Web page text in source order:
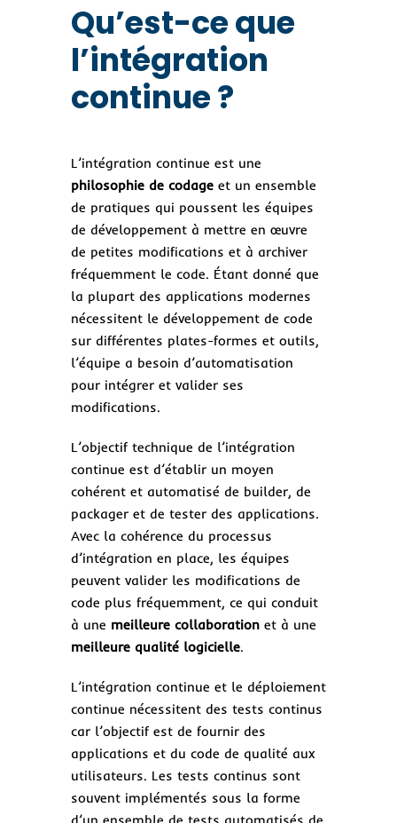
Qu’est-ce que
l’intégration
continue ?
L’intégration continue est une
philosophie de codageet un ensemble
de pratiques qui poussent les équipes
de développement à mettre en œuvre
de petites modifications et à archiver
fréquemment le code. Étant donné que
la plupart des applications modernes
nécessitent le développement de code
sur différentes plates-formes et outils,
l’équipe a besoin d’automatisation
pour intégrer et valider ses
modifications.
L’objectif technique de l’intégration
continue est d’établir un moyen
cohérent et automatisé de builder, de
packager et de tester des applications.
Avec la cohérence du processus
d’intégration en place, les équipes
peuvent valider les modifications de
code plus fréquemment, ce qui conduit
à une meilleure collaborationet à une
meilleure qualité logicielle.
L’intégration continue et le déploiement
continue nécessitent des tests continus
car l’objectif est de fournir des
applications et du code de qualité aux
utilisateurs. Les tests continus sont
souvent implémentés sous la forme